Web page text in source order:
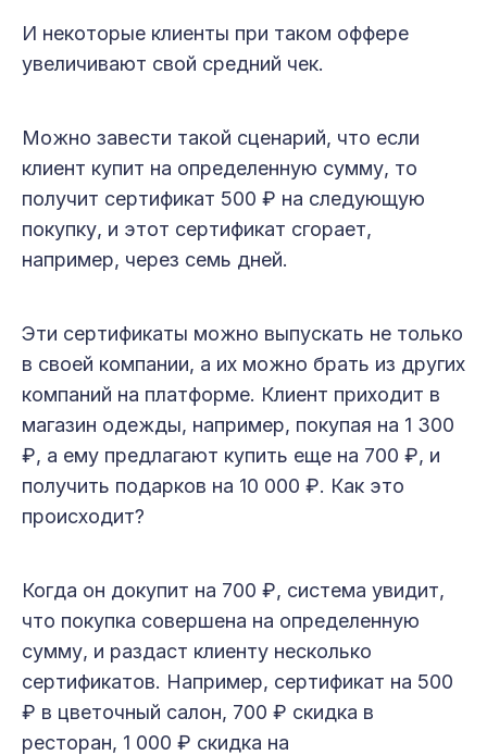
И некоторые клиенты при таком оффере
увеличивают свой средний чек.
Можно завести такой сценарий, что если
клиент купит на определенную сумму, то
получит сертификат 500 ₽ на следующую
покупку, и этот сертификат сгорает,
например, через семь дней.
Эти сертификаты можно выпускать не только
в своей компании, а их можно брать из других
компаний на платформе. Клиент приходит в
магазин одежды, например, покупая на 1 300
₽, а ему предлагают купить еще на 700 ₽, и
получить подарков на 10 000 ₽. Как это
происходит?
Когда он докупит на 700 ₽, система увидит,
что покупка совершена на определенную
сумму, и раздаст клиенту несколько
сертификатов. Например, сертификат на 500
₽ в цветочный салон, 700 ₽ скидка в
ресторан, 1 000 ₽ скидка на